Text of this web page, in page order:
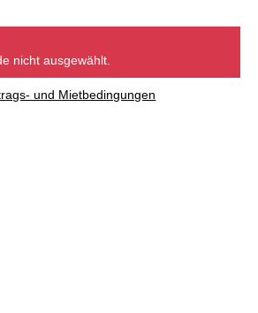
nicht ausgewählt.
und Mietbedingungen